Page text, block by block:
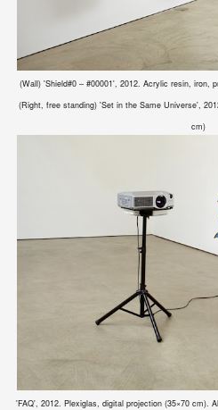
(Wall) 'Shield#0 – #00001', 2012. Acrylic resin, iron,
(Right, free standing)'Set in the Same Universe',
cm)
'FAQ', 2012. Plexiglas, digital projection (35×70 cm).